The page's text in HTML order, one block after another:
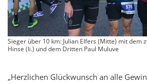
Sieger über 10 km: Julian Elfers (Mitte) mit dem
Hinse (li.) und dem Dritten Paul Muluve
„Herzlichen Glückwunsch an alle